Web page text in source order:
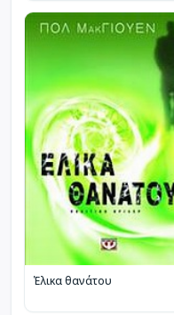
Έλικα θανάτου